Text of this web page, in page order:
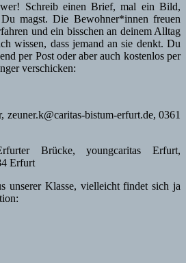
Schreib einen Brief, mal ein Bild,
magst. Die Bewohner*innen freuen
und ein bisschen an deinem Alltag
wissen, dass jemand an sie denkt. Du
per Post oder aber auch kostenlos per
verschicken:
bistum-erfurt.de, 0361
Brücke, youngcaritas Erfurt,
Erfurt
unserer Klasse, vielleicht findet sich ja